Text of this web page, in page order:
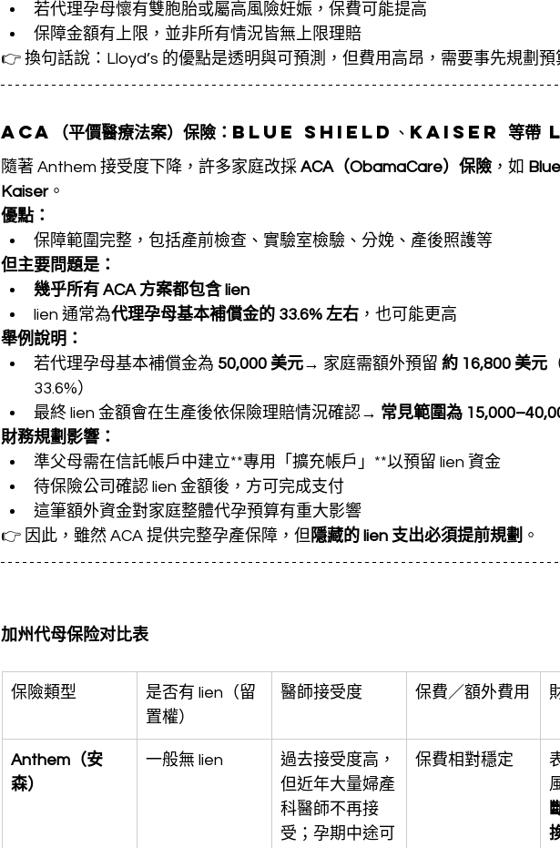
若代理孕母懷有雙胞胎或屬高風險妊娠，保費可能提高
保障金額有上限，並非所有情況皆無上限理賠
👉 換句話說：Lloyd’s 的優點是透明與可預測，但費用高昂，需要事先規劃預
ACA （平價醫療法案）保險： Blue Shield、Kaiser 等帶
隨著 Anthem 接受度下降，許多家庭改採 ACA（ObamaCare）保險 ，如
Kaiser。
優點：
保障範圍完整，包括產前檢查、實驗室檢驗、分娩、產後照護等
但主要問題是：
幾乎所有 ACA 方案都包含 lien
lien 通常為代理孕母基本補償金的 33.6% 左右 ，也可能更高
舉例說明：
若代理孕母基本補償金為 50,000 美元→ 家庭需額外預留 約 16,800 美元
33.6%）
最終 lien 金額會在生產後依保險理賠情況確認→ 常見範圍為
財務規劃影響：
準父母需在信託帳戶中建立**專用「擴充帳戶」**以預留 lien 資金
待保險公司確認 lien 金額後，方可完成支付
這筆額外資金對家庭整體代孕預算有重大影響
👉 因此，雖然 ACA 提供完整孕產保障，但隱藏的 lien 支出必須提前規劃 。
加州代母保险对比表
保險類型
是否有 lien（留
置權）
醫師接受度 保費／額外費用
Anthem（安
森）
一般無 lien
過去接受度高，
但近年大量婦產
科醫師不再接
受；孕期中途可
保費相對穩定